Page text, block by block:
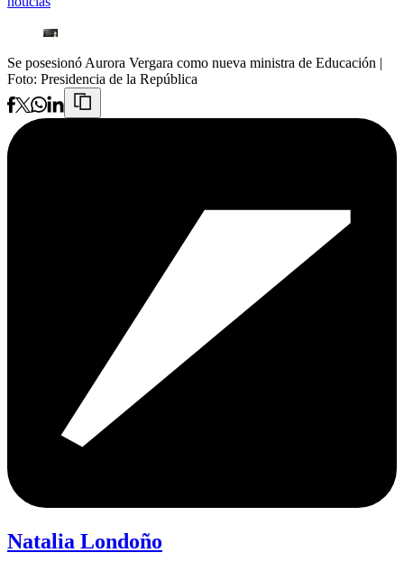
Se posesionó Aurora Vergara como nueva ministra de Educación |
Foto: Presidencia de la República
Natalia Londoño